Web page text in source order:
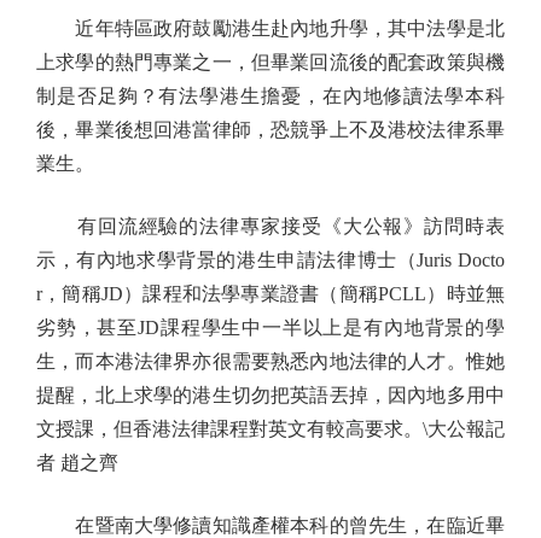
近年特區政府鼓勵港生赴內地升學，其中法學是北
上求學的熱門專業之一，但畢業回流後的配套政策與機
制是否足夠？有法學港生擔憂，在內地修讀法學本科
後，畢業後想回港當律師，恐競爭上不及港校法律系畢
業生。
有回流經驗的法律專家接受《大公報》訪問時表
示，有內地求學背景的港生申請法律博士（Juris Docto
r，簡稱JD）課程和法學專業證書（簡稱PCLL）時並無
劣勢，甚至JD課程學生中一半以上是有內地背景的學
生，而本港法律界亦很需要熟悉內地法律的人才。惟她
提醒，北上求學的港生切勿把英語丟掉，因內地多用中
文授課，但香港法律課程對英文有較高要求。\大公報記
者 趙之齊
在暨南大學修讀知識產權本科的曾先生，在臨近畢